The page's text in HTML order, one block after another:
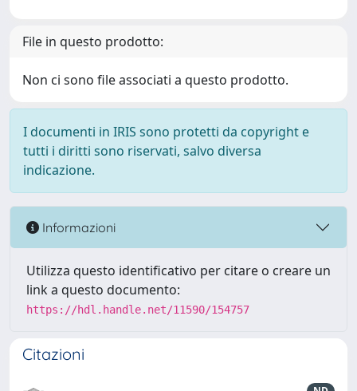
File in questo prodotto:
Non ci sono file associati a questo prodotto.
I documenti in IRIS sono protetti da copyright e
tutti i diritti sono riservati, salvo diversa
indicazione.
Informazioni
Utilizza questo identificativo per citare o creare un
link a questo documento:
https://hdl.handle.net/11590/154757
Citazioni